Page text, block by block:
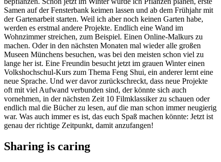
Samen auf der Fensterbank keimen lassen und ab dem Frühjahr mit
der Gartenarbeit starten. Weil ich aber noch keinen Garten habe,
werden es erstmal andere Projekte. Endlich eine Wand im
Wohnzimmer streichen, zum Beispiel. Einen Online-Malkurs zu
machen. Oder in den nächsten Monaten mal wieder alle großen
Museen Münchens besuchen, was bei den meisten schon viel zu
lange her ist. Eine Freundin besucht jetzt im grauen Winter einen
Volkshochschul-Kurs zum Thema Feng Shui, ein anderer lernt eine
neue Sprache. Und wer davor zurückschreckt, dass neue Projekte
oft mit viel Aufwand verbunden sind, der könnte sich auch
vornehmen, in der nächsten Zeit 10 Filmklassiker zu schauen oder
endlich mal die Bücher zu lesen, auf die man schon immer neugierig
war. Was auch immer es ist, das euch Spaß machen könnte: Jetzt ist
genau der richtige Zeitpunkt, damit anzufangen!
Sharing is caring